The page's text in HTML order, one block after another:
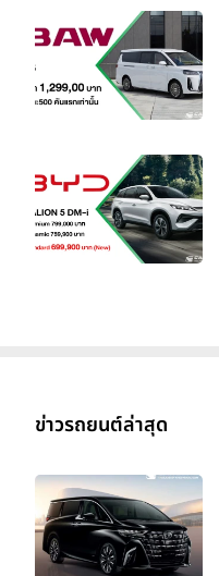
RIDDARA-RD6-4WD
ดูรายละเ
รวมดีล โปรโม
รถยนต์
แท็กที่เกี่ยวข้อง
ข่าวรถยนต์ล่าสุด